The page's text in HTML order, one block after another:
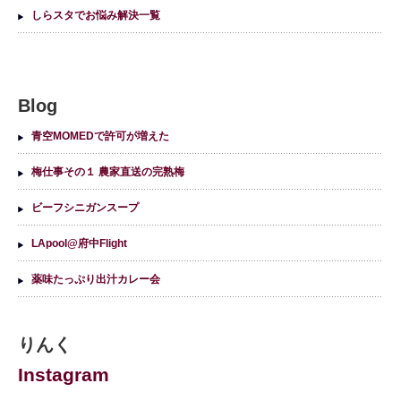
しらスタでお悩み解決一覧
Blog
青空MOMEDで許可が増えた
梅仕事その１ 農家直送の完熟梅
ビーフシニガンスープ
LApool@府中Flight
薬味たっぷり出汁カレー会
りんく
Instagram